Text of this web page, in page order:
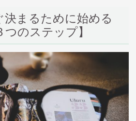
決まるために始める
のステップ】